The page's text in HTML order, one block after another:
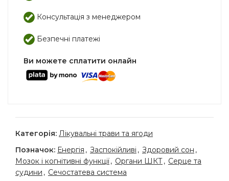
Консультація з менеджером
Безпечні платежі
Ви можете сплатити онлайн
Категорія: Лікувальні трави та ягоди
Позначок: Енергія , Заспокійливі , Здоровий сон ,
Мозок і когнітивні функції, Органи ШКТ, Серце та
судини , Сечостатева система